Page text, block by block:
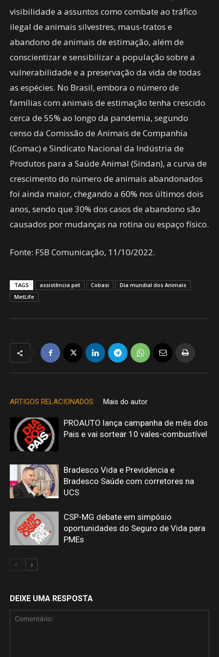
visibilidade a assuntos como combate ao tráfico
ilegal de animais silvestres, maus-tratos e
abandono de animais de estimação, além de
conscientizar e sensibilizar a população sobre a
vulnerabilidade e a preservação da vida de todas
as espécies. No Brasil, embora o número de
famílias com animais de estimação tenha crescido
cerca de 55% ao longo da pandemia, segundo
censo da Comissão de Animais de Companhia
(Comac) e Sindicato Nacional da Indústria de
Produtos para a Saúde Animal (Sindan), a curva de
crescimento do número de animais abandonados
foi ainda maior, chegando a 60% nos últimos dois
anos, sendo que 30% dos casos de abandono são
causados por mudanças na rotina ou espaço físico.
Fonte: FSB Comunicação, 11/10/2022.
TAGS assistência pet Cobasi
Dia mundial dos Animais
MetLife
ARTIGOS RELACIONADOS Mais do autor
PROAUTO lança campanha de mês dos
Pais e vai sortear 10 vales-combustível
Bradesco Vida e Previdência e
Bradesco Saúde com corretores na
UCS
CSP-MG debate em simpósio
oportunidades do Seguro de Vida para
PMEs
DEIXE UMA RESPOSTA